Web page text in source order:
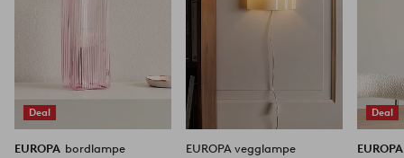
Deal
EUROPA bordlampe
EUROPA vegglampe
Deal